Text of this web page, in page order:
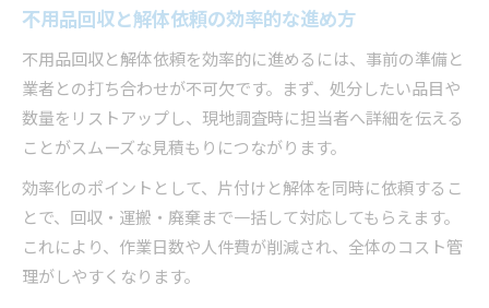
不用品回収と解体依頼の効率的な進め方
不用品回収と解体依頼を効率的に進めるには、事前の準備と
業者との打ち合わせが不可欠です。まず、処分したい品目や
数量をリストアップし、現地調査時に担当者へ詳細を伝える
ことがスムーズな見積もりにつながります。
効率化のポイントとして、片付けと解体を同時に依頼するこ
とで、回収・運搬・廃棄まで一括して対応してもらえます。
これにより、作業日数や人件費が削減され、全体のコスト管
理がしやすくなります。